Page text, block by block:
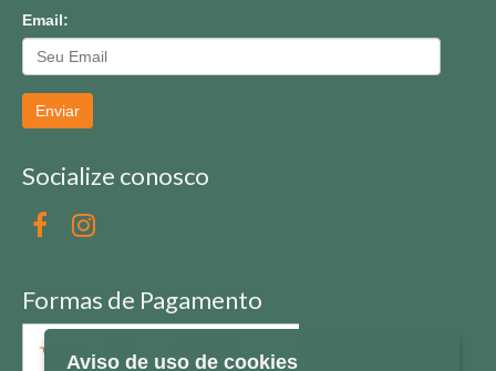
Email:
Enviar
Socialize conosco
Formas de Pagamento
Aviso de uso de cookies